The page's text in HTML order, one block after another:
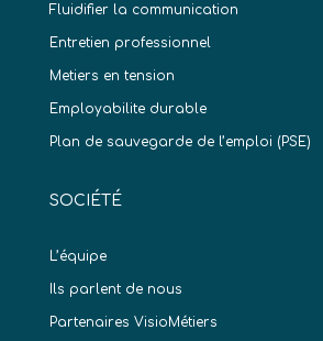
Fluidifier la communication
Entretien professionnel
Metiers en tension
Employabilite durable
Plan de sauvegarde de l’emploi (PSE)
SOCIÉTÉ
L’équipe
Ils parlent de nous
Partenaires VisioMétiers